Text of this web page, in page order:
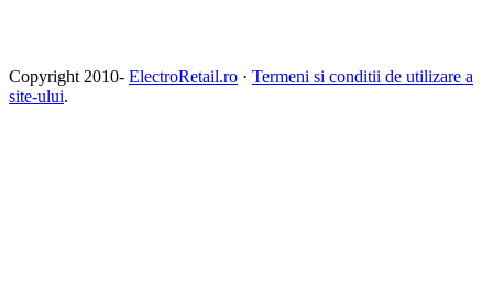
Copyright 2010- ElectroRetail.ro · Termeni si conditii de utilizare a
site-ului.